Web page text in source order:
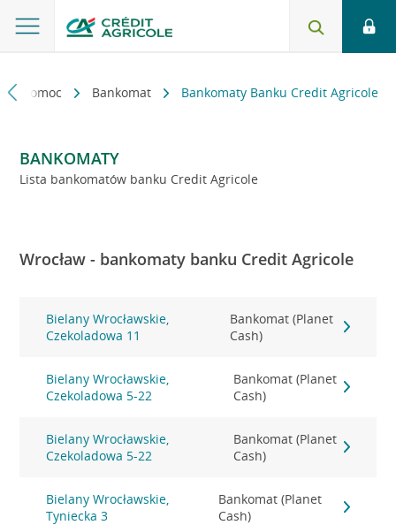
i pomoc Bankomat Bankomaty Banku Credit Agricole
BANKOMATY
Lista bankomatów banku Credit Agricole
Wrocław - bankomaty banku Credit Agricole
Bielany Wrocławskie,
Czekoladowa 11
Bankomat (Planet
Cash)
Bielany Wrocławskie,
Czekoladowa 5-22
Bankomat (Planet
Cash)
Bielany Wrocławskie,
Czekoladowa 5-22
Bankomat (Planet
Cash)
Bielany Wrocławskie,
Tyniecka 3
Bankomat (Planet
Cash)